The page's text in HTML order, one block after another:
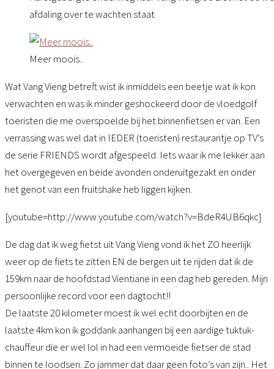
afdaling over te wachten staat.
Meer moois..
Wat Vang Vieng betreft wist ik inmiddels een beetje wat ik kon
verwachten en was ik minder geshockeerd door de vloedgolf
toeristen die me overspoelde bij het binnenfietsen er van. Een
verrassing was wel dat in IEDER (toeristen) restaurantje op TV’s
de serie FRIENDS wordt afgespeeld. Iets waar ik me lekker aan
het overgegeven en beide avonden onderuitgezakt en onder
het genot van een fruitshake heb liggen kijken.
[youtube=http://www.youtube.com/watch?v=BdeR4UB6qkc]
De dag dat ik weg fietst uit Vang Vieng vond ik het ZO heerlijk
weer op de fiets te zitten EN de bergen uit te rijden dat ik de
159km naar de hoofdstad Vientiane in een dag heb gereden. Mijn
persoonlijke record voor een dagtocht!!
De laatste 20 kilometer moest ik wel echt doorbijten en de
laatste 4km kon ik goddank aanhangen bij een aardige tuktuk-
chauffeur die er wel lol in had een vermoeide fietser de stad
binnen te loodsen. Zo jammer dat daar geen foto’s van zijn.. Het